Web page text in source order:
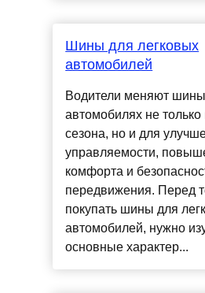
Шины для легковых
автомобилей
Водители меняют
автомобилях не
сезона, но и для
управляемости,
комфорта и
передвижения. Перед
покупать шины для
автомобилей, нужно
основные характер...